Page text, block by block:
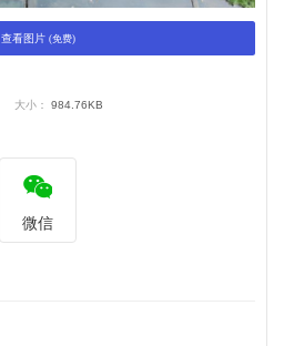
查看图片 (免费)
大小： 984.76KB
微信